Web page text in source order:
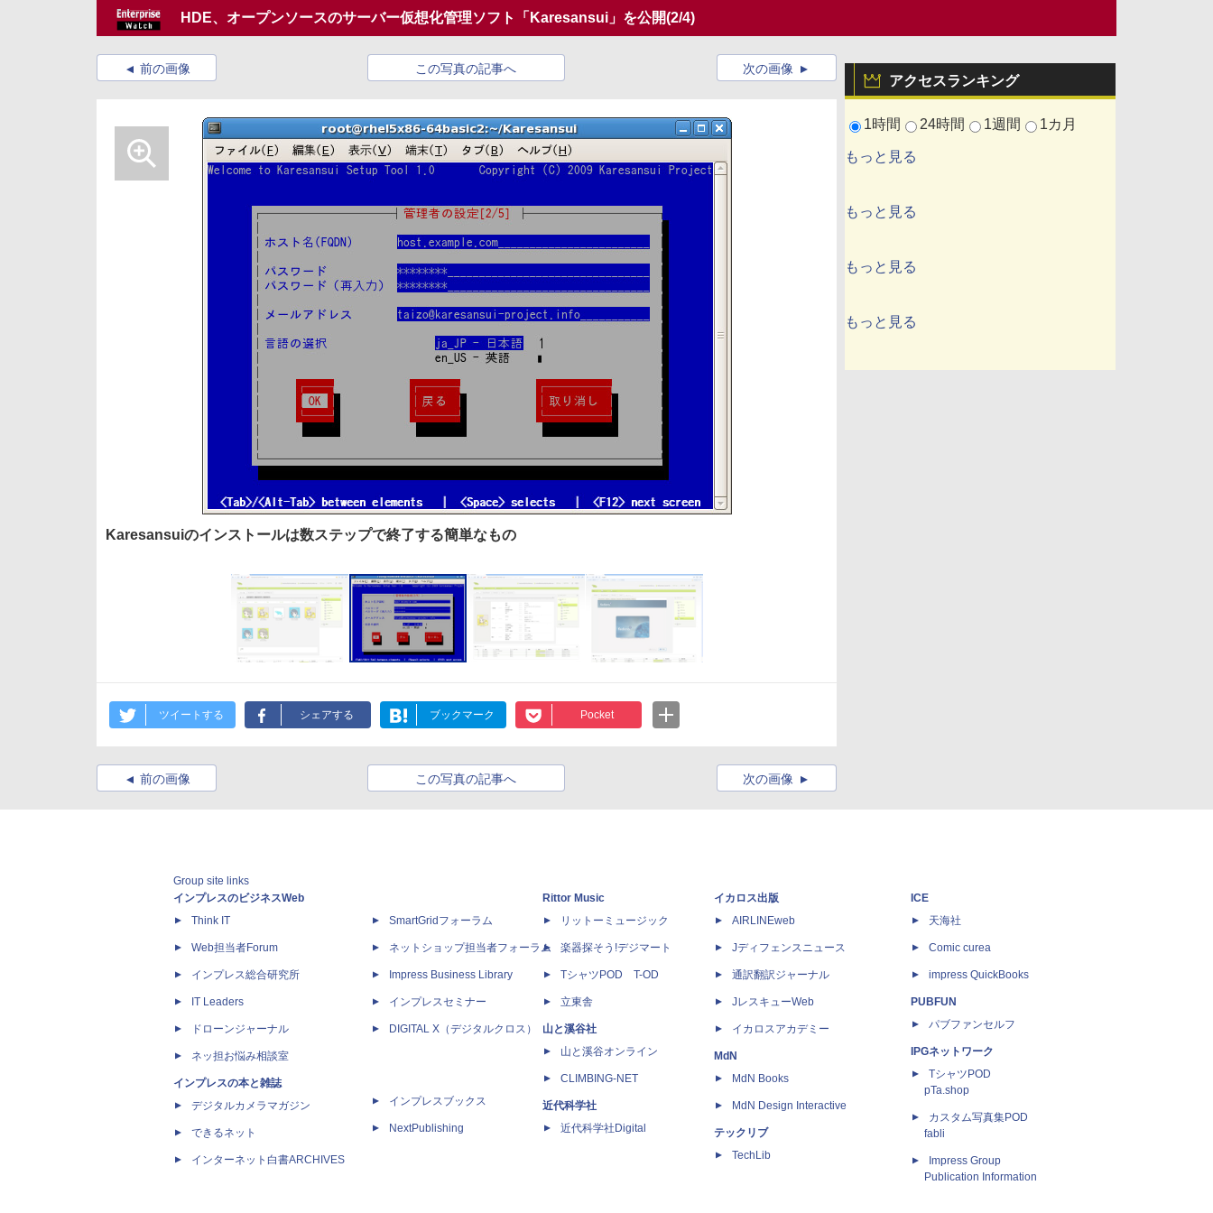
HDE、オープンソースのサーバー仮想化管理ソフト「Karesansui」を公開(2/4)
アクセスランキング
1時間 24時間 1週間 1カ月
もっと見る
もっと見る
もっと見る
もっと見る
前の画像 この写真の記事へ 次の画像
Karesansuiのインストールは数ステップで終了する簡単なもの
ツイートする シェアする ブックマーク Pocket
前の画像 この写真の記事へ 次の画像
Group site links
インプレスのビジネスWeb
Think IT
Web担当者Forum
インプレス総合研究所
IT Leaders
ドローンジャーナル
ネッ担お悩み相談室
インプレスの本と雑誌
デジタルカメラマガジン
できるネット
インターネット白書ARCHIVES
SmartGridフォーラム
ネットショップ担当者フォーラム
Impress Business Library
インプレスセミナー
DIGITAL X（デジタルクロス）
インプレスブックス
NextPublishing
Rittor Music
リットーミュージック
楽器探そう!デジマート
TシャツPOD T-OD
立東舎
山と溪谷社
山と溪谷オンライン
CLIMBING-NET
近代科学社
近代科学社Digital
イカロス出版
AIRLINEweb
Jディフェンスニュース
通訳翻訳ジャーナル
JレスキューWeb
イカロスアカデミー
MdN
MdN Books
MdN Design Interactive
テックリブ
TechLib
ICE
天海社
Comic curea
impress QuickBooks
PUBFUN
パブファンセルフ
IPGネットワーク
TシャツPOD
pTa.shop
カスタム写真集POD
fabli
Impress Group
Publication Information